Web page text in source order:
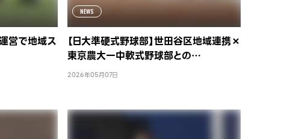
営で地域ス
NEWS
【日大準硬式野球部】世田谷区地域連携×
東京農大一中軟式野球部との…
2026年05月07日